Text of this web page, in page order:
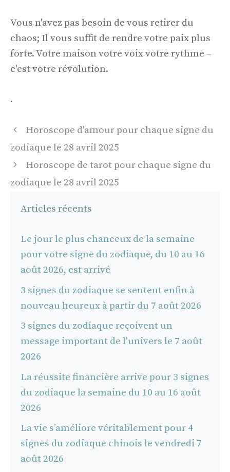
Vous n'avez pas besoin de vous retirer du
chaos; Il vous suffit de rendre votre paix plus
forte. Votre maison votre voix votre rythme –
c'est votre révolution.
.
Navigation
des
Horoscope d'amour pour chaque signe du
zodiaque le 28 avril 2025
Horoscope de tarot pour chaque signe du
zodiaque le 28 avril 2025
Articles récents
Le jour le plus chanceux de la semaine
pour votre signe du zodiaque, du 10 au 16
août 2026, est arrivé
3 signes du zodiaque se sentent enfin à
nouveau heureux à partir du 7 août 2026
3 signes du zodiaque reçoivent un
message important de l'univers le 7 août
2026
La réussite financière arrive pour 3 signes
du zodiaque la semaine du 10 au 16 août
2026
La vie s’améliore véritablement pour 4
signes du zodiaque chinois le vendredi 7
août 2026